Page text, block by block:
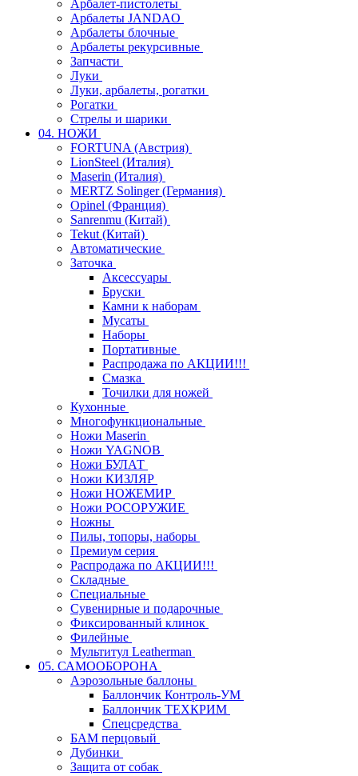
Арбалет-пистолеты
Арбалеты JANDAO
Арбалеты блочные
Арбалеты рекурсивные
Запчасти
Луки
Луки, арбалеты, рогатки
Рогатки
Стрелы и шарики
04. НОЖИ
FORTUNA (Австрия)
LionSteel (Италия)
Maserin (Италия)
MERTZ Solinger (Германия)
Opinel (Франция)
Sanrenmu (Китай)
Tekut (Китай)
Автоматические
Заточка
Аксессуары
Бруски
Камни к наборам
Мусаты
Наборы
Портативные
Распродажа по АКЦИИ!!!
Смазка
Точилки для ножей
Кухонные
Многофункциональные
Ножи Maserin
Ножи YAGNOB
Ножи БУЛАТ
Ножи КИЗЛЯР
Ножи НОЖЕМИР
Ножи РОСОРУЖИЕ
Ножны
Пилы, топоры, наборы
Премиум серия
Распродажа по АКЦИИ!!!
Складные
Специальные
Сувенирные и подарочные
Фиксированный клинок
Филейные
Мультитул Leatherman
05. САМООБОРОНА
Аэрозольные баллоны
Баллончик Контроль-УМ
Баллончик ТЕХКРИМ
Спецсредства
БАМ перцовый
Дубинки
Защита от собак